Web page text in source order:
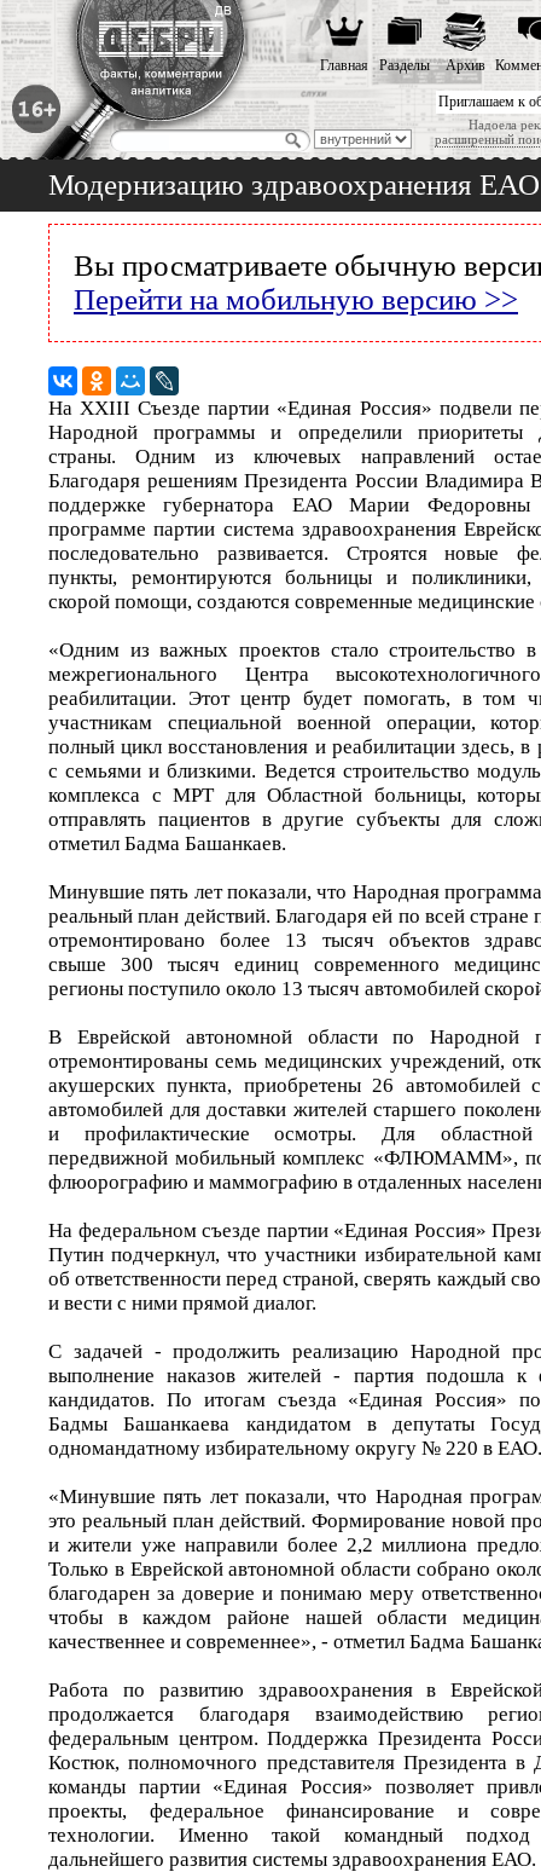
Приглашаем к
Надоела
расширенный
Главная Разделы Архив
Модернизацию здравоохранения
Вы просматриваете обычную
Перейти на мобильную версию >>
На XXIII Съезде партии «Единая Россия» подвели
Народной программы и определили приоритеты
страны. Одним из ключевых направлений
Благодаря решениям Президента России Владимира
поддержке губернатора ЕАО Марии
программе партии система здравоохранения
последовательно развивается. Строятся новые
пункты, ремонтируются больницы и поликлиники,
скорой помощи, создаются современные медицинские
«Одним из важных проектов стало строительство
межрегионального Центра
реабилитации. Этот центр будет помогать, в том
участникам специальной военной операции,
полный цикл восстановления и реабилитации здесь,
с семьями и близкими. Ведется строительство
комплекса с МРТ для Областной больницы,
отправлять пациентов в другие субъекты для
отметил Бадма Башанкаев.
Минувшие пять лет показали, что Народная
реальный план действий. Благодаря ей по всей стране
отремонтировано более 13 тысяч объектов
свыше 300 тысяч единиц современного
регионы поступило около 13 тысяч автомобилей
В Еврейской автономной области по Народной
отремонтированы семь медицинских учреждений,
акушерских пункта, приобретены 26
автомобилей для доставки жителей старшего
и профилактические осмотры. Для
передвижной мобильный комплекс «ФЛЮМАММ»,
флюорографию и маммографию в отдаленных
На федеральном съезде партии «Единая Россия»
Путин подчеркнул, что участники избирательной
об ответственности перед страной, сверять каждый
и вести с ними прямой диалог.
С задачей - продолжить реализацию Народной
выполнение наказов жителей - партия подошла к
кандидатов. По итогам съезда «Единая Россия»
Бадмы Башанкаева кандидатом в депутаты
одномандатному избирательному округу № 220 в ЕАО.
«Минувшие пять лет показали, что Народная
это реальный план действий. Формирование новой
и жители уже направили более 2,2 миллиона
Только в Еврейской автономной области собрано
благодарен за доверие и понимаю меру
чтобы в каждом районе нашей области
качественнее и современнее», - отметил Бадма
Работа по развитию здравоохранения в
продолжается благодаря взаимодействию
федеральным центром. Поддержка Президента
Костюк, полномочного представителя Президента
команды партии «Единая Россия» позволяет
проекты, федеральное финансирование и
технологии. Именно такой командный подход
дальнейшего развития системы здравоохранения ЕАО.